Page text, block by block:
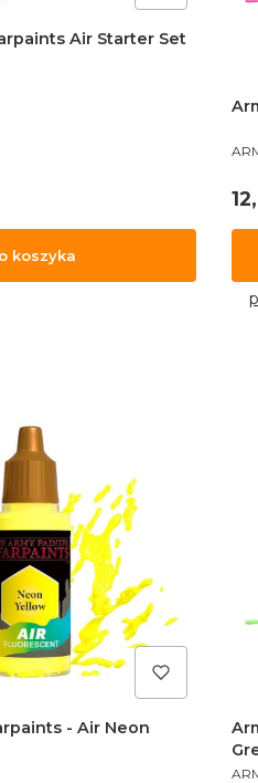
Air Starter Set
koszyka
- Air Neon